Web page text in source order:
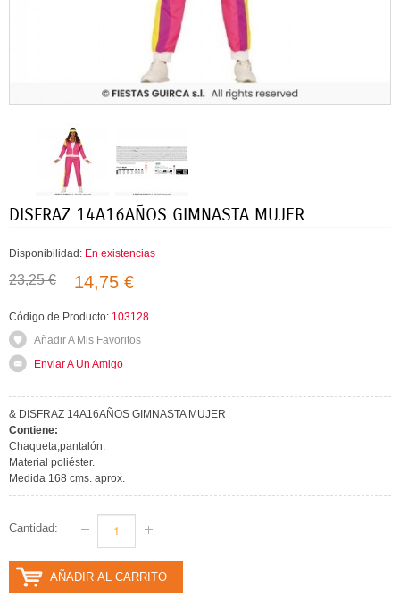
DISFRAZ 14A16AÑOS GIMNASTA MUJER
Disponibilidad: En existencias
23,25 € 14,75 €
Código de Producto: 103128
Añadir A Mis Favoritos
Enviar A Un Amigo
& DISFRAZ 14A16AÑOS GIMNASTA MUJER
Contiene:
Chaqueta,pantalón.
Material poliéster.
Medida 168 cms. aprox.
Cantidad:
AÑADIR AL CARRITO